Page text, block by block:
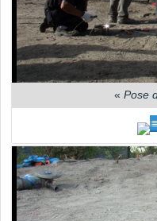
« Pose